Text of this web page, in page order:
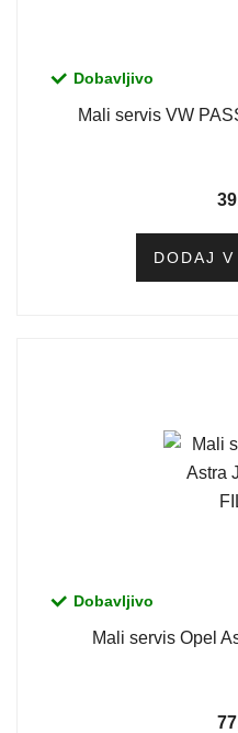
Dobavljivo
Mali servis VW
DODAJ
Dobavljivo
Mali servis Opel